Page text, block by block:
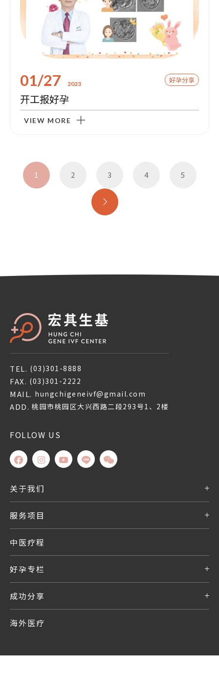
01/27 2023 好孕分享
开工报好孕
VIEW MORE
1 2 3 4 5
TEL. (03)301-8888
FAX. (03)301-2222
MAIL. hungchigeneivf@gmail.com
ADD. 桃园市桃园区大兴西路二段293号1、2楼
FOLLOW US
关于我们
服务项目
中医疗程
好孕专栏
成功分享
海外医疗